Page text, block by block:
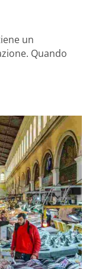
un
Quando